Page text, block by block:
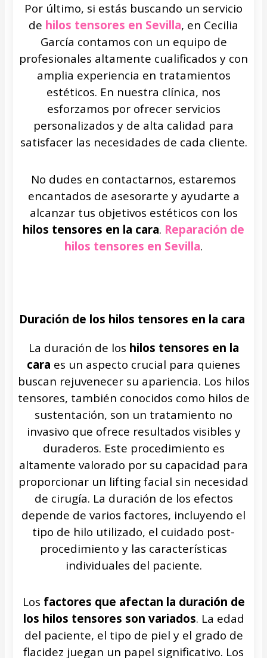
Por último, si estás buscando un servicio
de hilos tensores en Sevilla, en Cecilia
García contamos con un equipo de
profesionales altamente cualificados y con
amplia experiencia en tratamientos
estéticos. En nuestra clínica, nos
esforzamos por ofrecer servicios
personalizados y de alta calidad para
satisfacer las necesidades de cada cliente.
No dudes en contactarnos, estaremos
encantados de asesorarte y ayudarte a
alcanzar tus objetivos estéticos con los
hilos tensores en la cara. Reparación de
hilos tensores en Sevilla.
Duración de los hilos tensores en la cara
La duración de los hilos tensores en la
cara es un aspecto crucial para quienes
buscan rejuvenecer su apariencia. Los hilos
tensores, también conocidos como hilos de
sustentación, son un tratamiento no
invasivo que ofrece resultados visibles y
duraderos. Este procedimiento es
altamente valorado por su capacidad para
proporcionar un lifting facial sin necesidad
de cirugía. La duración de los efectos
depende de varios factores, incluyendo el
tipo de hilo utilizado, el cuidado post-
procedimiento y las características
individuales del paciente.
Los factores que afectan la duración de
los hilos tensores son variados. La edad
del paciente, el tipo de piel y el grado de
flacidez juegan un papel significativo. Los